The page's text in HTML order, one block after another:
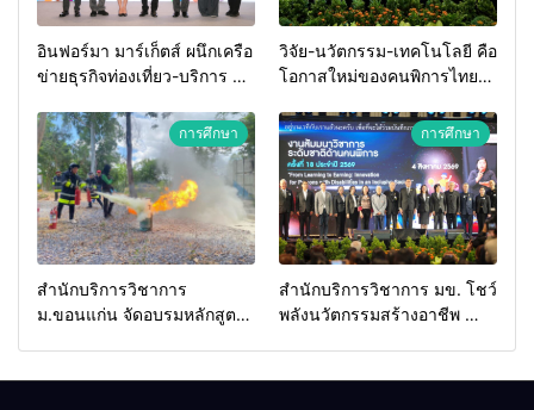
อินฟอร์มา มาร์เก็ตส์ ผนึกเครือ
ข่ายธุรกิจท่องเที่ยว-บริการ จัด
2026 เชื่อม 4 งานใหญ่ สร้าง
โอกาสธุรกิจครบวงจร ด้วย
ครับ
วิจัย-นวัตกรรม-เทคโนโลยี คือ
โอกาสใหม่ของคนพิการไทย
ประเทศ
การศึกษา
สำนักบริการวิชาการ
ม.ขอนแก่น จัดอบรมหลักสูตร
การศึกษา
สำนักบริการวิชาการ มข. โชว์
พลังนวัตกรรมสร้างอาชีพ นำ